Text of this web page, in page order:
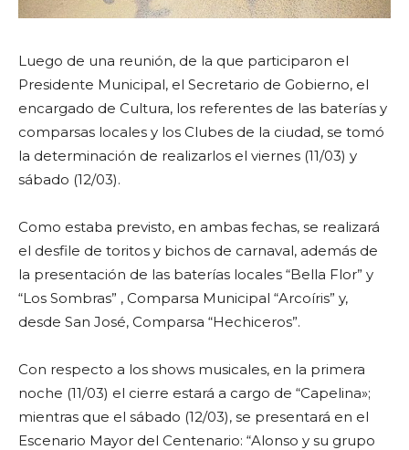
Luego de una reunión, de la que participaron el
Presidente Municipal, el Secretario de Gobierno, el
encargado de Cultura, los referentes de las baterías y
comparsas locales y los Clubes de la ciudad, se tomó
la determinación de realizarlos el viernes (11/03) y
sábado (12/03).
Como estaba previsto, en ambas fechas, se realizará
el desfile de toritos y bichos de carnaval, además de
la presentación de las baterías locales “Bella Flor” y
“Los Sombras” , Comparsa Municipal “Arcoíris” y,
desde San José, Comparsa “Hechiceros”.
Con respecto a los shows musicales, en la primera
noche (11/03) el cierre estará a cargo de “Capelina»;
mientras que el sábado (12/03), se presentará en el
Escenario Mayor del Centenario: “Alonso y su grupo